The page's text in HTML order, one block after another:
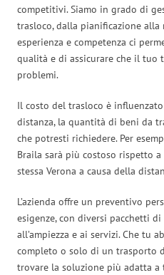
competitivi. Siamo in grado di
trasloco, dalla pianificazione alla
esperienza e competenza ci
qualità e di assicurare che il tuo
problemi.
Il costo del trasloco è
distanza, la quantità di beni da
che potresti richiedere. Per
Braila sarà più costoso rispetto
stessa Verona a causa della
L’azienda offre un preventivo
esigenze, con diversi pacchetti
all’ampiezza e ai servizi. Che tu
completo o solo di un trasporto
trovare la soluzione più adatta a